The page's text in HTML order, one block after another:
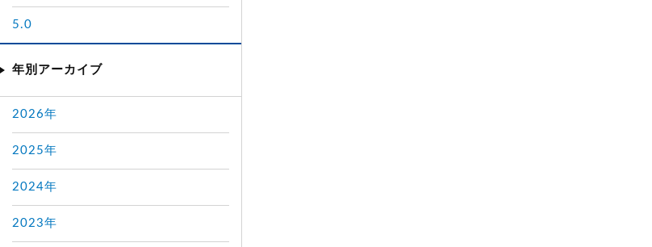
5.0
年別アーカイブ
2026年
2025年
2024年
2023年